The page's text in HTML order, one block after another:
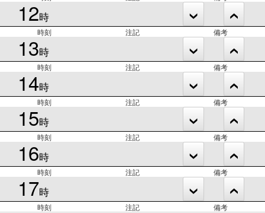
12時
時刻 注記 備考
13時
時刻 注記 備考
14時
時刻 注記 備考
15時
時刻 注記 備考
16時
時刻 注記 備考
17時
時刻 注記 備考